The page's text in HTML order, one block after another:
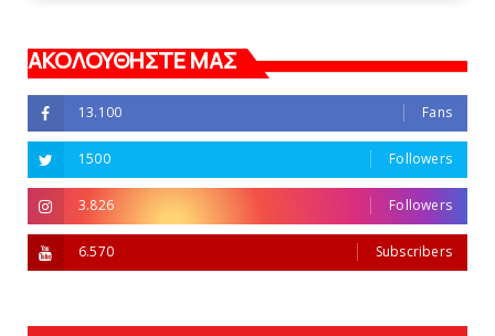
ΑΚΟΛΟΥΘΗΣΤΕ ΜΑΣ
13.100 Fans
1500 Followers
3.826 Followers
6.570 Subscribers